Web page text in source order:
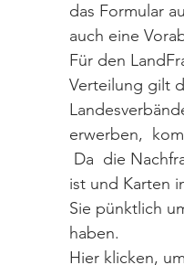
das Formular
auch eine
Für den
Verteilung gilt
erwerben,
ist und Karten
Sie pünktlich
haben.
Hier klicken,